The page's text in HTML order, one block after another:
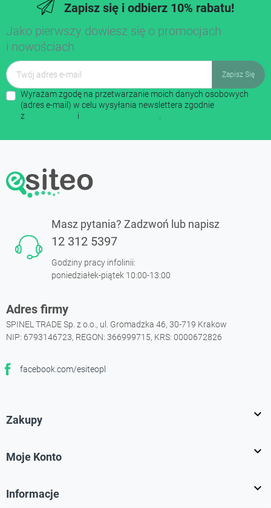
Zapisz się i odbierz 10% rabatu!
Jako pierwszy dowiesz się o promocjach
i nowościach
Wyrażam zgodę na przetwarzanie moich danych osobowych
(adres e-mail) w celu wysyłania newslettera zgodnie
z
i
Masz pytania? Zadzwoń lub napisz
12 312 5397
Godziny pracy infolinii:
poniedziałek-piątek 10:00-13:00
Adres firmy
SPINEL TRADE Sp. z o.o., ul. Gromadzka 46, 30-719 Krakow
NIP: 6793146723, REGON: 366999715, KRS: 0000672826
facebook.com/esiteopl
Facebook
Zakupy 
Moje Konto 
Informacje 